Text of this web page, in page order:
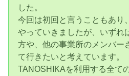
した。
今回は初回と言うこともあり
やっていきましたが、いずれ
方や、他の事業所のメンバー
て行きたいと考えています。
TANOSHIKAを利用する全て